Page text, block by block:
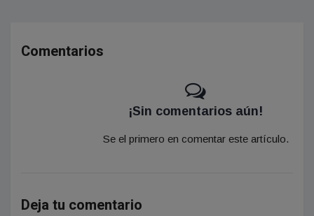
Comentarios
¡Sin comentarios aún!
Se el primero en comentar este artículo.
Deja tu comentario